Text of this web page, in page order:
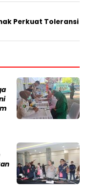
Perkuat Toleransi